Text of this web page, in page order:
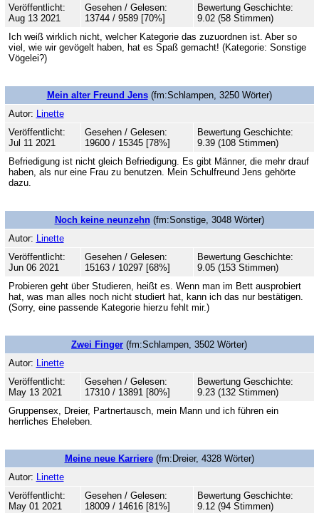
Veröffentlicht:
Aug 13 2021
Gesehen / Gelesen:
13744 / 9589 [70%]
Bewertung Geschichte:
9.02 (58 Stimmen)
Ich weiß wirklich nicht, welcher Kategorie das zuzuordnen ist. Aber so
viel, wie wir gevögelt haben, hat es Spaß gemacht! (Kategorie: Sonstige
Vögelei?)
Mein alter Freund Jens(fm:Schlampen, 3250 Wörter)
Autor: Linette
Veröffentlicht:
Jul 11 2021
Gesehen / Gelesen:
19600 / 15345 [78%]
Bewertung Geschichte:
9.39 (108 Stimmen)
Befriedigung ist nicht gleich Befriedigung. Es gibt Männer, die mehr drauf
haben, als nur eine Frau zu benutzen. Mein Schulfreund Jens gehörte
dazu.
Noch keine neunzehn(fm:Sonstige, 3048 Wörter)
Autor: Linette
Veröffentlicht:
Jun 06 2021
Gesehen / Gelesen:
15163 / 10297 [68%]
Bewertung Geschichte:
9.05 (153 Stimmen)
Probieren geht über Studieren, heißt es. Wenn man im Bett ausprobiert
hat, was man alles noch nicht studiert hat, kann ich das nur bestätigen.
(Sorry, eine passende Kategorie hierzu fehlt mir.)
Zwei Finger (fm:Schlampen, 3502 Wörter)
Autor: Linette
Veröffentlicht:
May 13 2021
Gesehen / Gelesen:
17310 / 13891 [80%]
Bewertung Geschichte:
9.23 (132 Stimmen)
Gruppensex, Dreier, Partnertausch, mein Mann und ich führen ein
herrliches Eheleben.
Meine neue Karriere(fm:Dreier, 4328 Wörter)
Autor: Linette
Veröffentlicht:
May 01 2021
Gesehen / Gelesen:
18009 / 14616 [81%]
Bewertung Geschichte:
9.12 (94 Stimmen)